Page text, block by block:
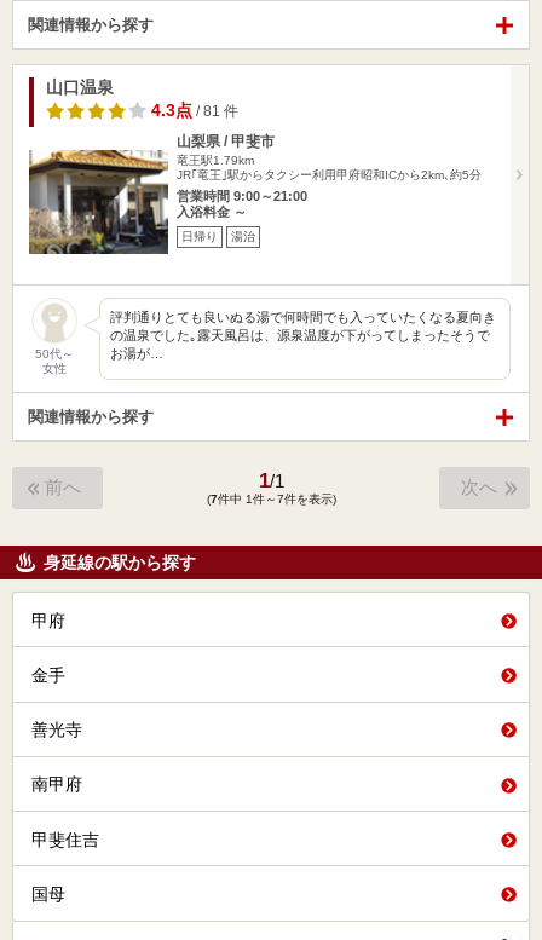
関連情報から探す
山口温泉
4.3点 / 81 件
山梨県 / 甲斐市
竜王駅1.79km
JR｢竜王｣駅からタクシー利用甲府昭和ICから2km､約5分
営業時間 9:00～21:00
入浴料金 ～
日帰り 湯治
50代～
女性
評判通りとても良いぬる湯で何時間でも入っていたくなる夏向き
の温泉でした｡露天風呂は、源泉温度が下がってしまったそうで
お湯が…
関連情報から探す
前へ 1/1
(7件中 1件～7件を表示)
次へ
身延線の駅から探す
甲府
金手
善光寺
南甲府
甲斐住吉
国母